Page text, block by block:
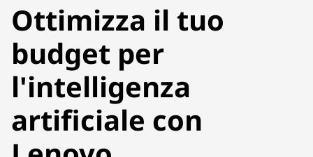
Ottimizza il tuo
budget per
l'intelligenza
artificiale con